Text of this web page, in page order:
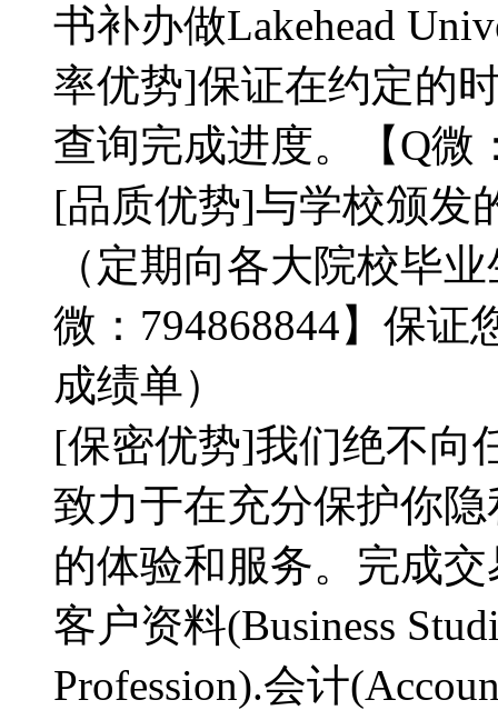
书补办做Lakehead
率优势]保证在约定的
查询完成进度。【Q微
[品质优势]与学校颁发
（定期向各大院校毕
微：794868844】保
成绩单）
[保密优势]我们绝不向
致力于在充分保护你
的体验和服务。完成
客户资料(Business
Profession).会计